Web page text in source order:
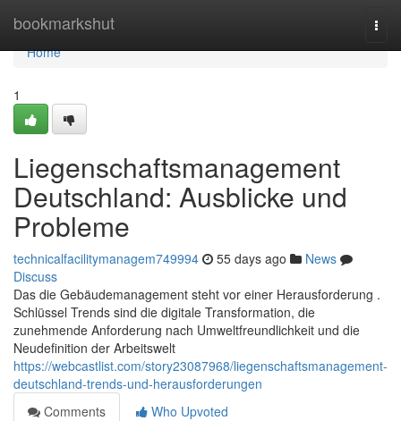
bookmarkshut
Home
Home
1
Liegenschaftsmanagement
Deutschland: Ausblicke und
Probleme
technicalfacilitymanagem749994 55 days ago
News
Discuss
Das die Gebäudemanagement steht vor einer Herausforderung .
Schlüssel Trends sind die digitale Transformation, die
zunehmende Anforderung nach Umweltfreundlichkeit und die
Neudefinition der Arbeitswelt
https://webcastlist.com/story23087968/liegenschaftsmanagement-
deutschland-trends-und-herausforderungen
Comments
Who Upvoted